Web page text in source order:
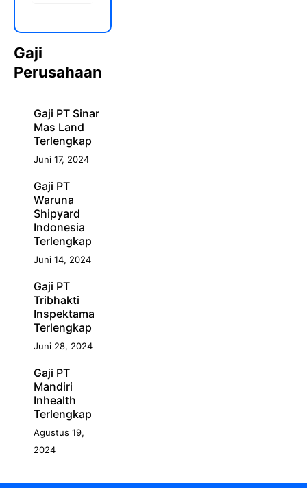
Gaji
Perusahaan
Gaji PT Sinar
Mas Land
Terlengkap
Juni 17, 2024
Gaji PT
Waruna
Shipyard
Indonesia
Terlengkap
Juni 14, 2024
Gaji PT
Tribhakti
Inspektama
Terlengkap
Juni 28, 2024
Gaji PT
Mandiri
Inhealth
Terlengkap
Agustus 19,
2024